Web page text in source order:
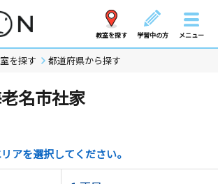
教室を探す 学習中の方 メニュー
を探す 都道府県から探す
名市社家
アを選択してください。